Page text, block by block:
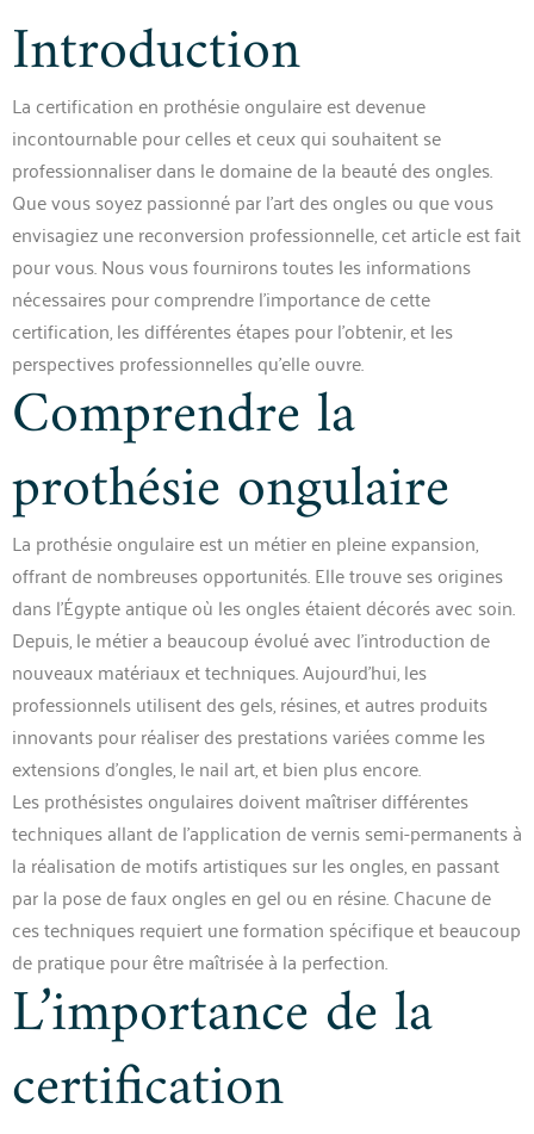
Introduction
La certification en prothésie ongulaire est devenue
incontournable pour celles et ceux qui souhaitent se
professionnaliser dans le domaine de la beauté des ongles.
Que vous soyez passionné par l’art des ongles ou que vous
envisagiez une reconversion professionnelle, cet article est fait
pour vous. Nous vous fournirons toutes les informations
nécessaires pour comprendre l’importance de cette
certification, les différentes étapes pour l’obtenir, et les
perspectives professionnelles qu’elle ouvre.
Comprendre la
prothésie ongulaire
La prothésie ongulaire est un métier en pleine expansion,
offrant de nombreuses opportunités. Elle trouve ses origines
dans l’Égypte antique où les ongles étaient décorés avec soin.
Depuis, le métier a beaucoup évolué avec l’introduction de
nouveaux matériaux et techniques. Aujourd’hui, les
professionnels utilisent des gels, résines, et autres produits
innovants pour réaliser des prestations variées comme les
extensions d’ongles, le nail art, et bien plus encore.
Les prothésistes ongulaires doivent maîtriser différentes
techniques allant de l’application de vernis semi-permanents à
la réalisation de motifs artistiques sur les ongles, en passant
par la pose de faux ongles en gel ou en résine. Chacune de
ces techniques requiert une formation spécifique et beaucoup
de pratique pour être maîtrisée à la perfection.
L’importance de la
certification